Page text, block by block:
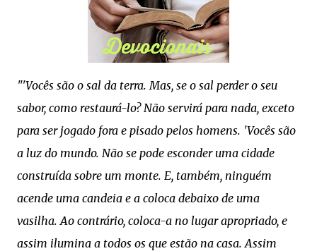
"'Vocês são o sal da terra. Mas, se o sal perder o seu
sabor, como restaurá-lo? Não servirá para nada, exceto
para ser jogado fora e pisado pelos homens. 'Vocês são
a luz do mundo. Não se pode esconder uma cidade
construída sobre um monte. E, também, ninguém
acende uma candeia e a coloca debaixo de uma
vasilha. Ao contrário, coloca-a no lugar apropriado, e
assim ilumina a todos os que estão na casa. Assim